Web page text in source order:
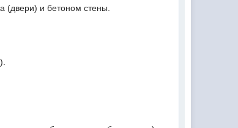
(двери) и бетоном стены.